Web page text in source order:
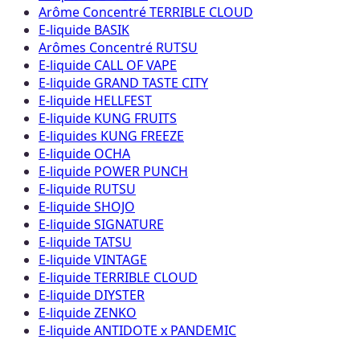
Arôme Concentré TERRIBLE CLOUD
E-liquide BASIK
Arômes Concentré RUTSU
E-liquide CALL OF VAPE
E-liquide GRAND TASTE CITY
E-liquide HELLFEST
E-liquide KUNG FRUITS
E-liquides KUNG FREEZE
E-liquide OCHA
E-liquide POWER PUNCH
E-liquide RUTSU
E-liquide SHOJO
E-liquide SIGNATURE
E-liquide TATSU
E-liquide VINTAGE
E-liquide TERRIBLE CLOUD
E-liquide DIYSTER
E-liquide ZENKO
E-liquide ANTIDOTE x PANDEMIC